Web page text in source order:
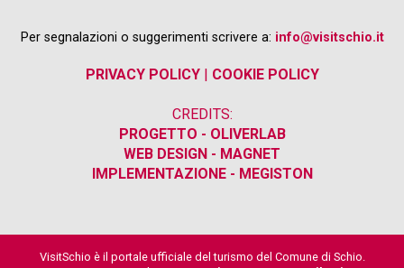
Per segnalazioni o suggerimenti scrivere a: info@visitschio.it
PRIVACY POLICY| COOKIE POLICY
CREDITS:
PROGETTO - OLIVERLAB
WEB DESIGN - MAGNET
IMPLEMENTAZIONE - MEGISTON
VisitSchio è il portale ufficiale del turismo del Comune di Schio.